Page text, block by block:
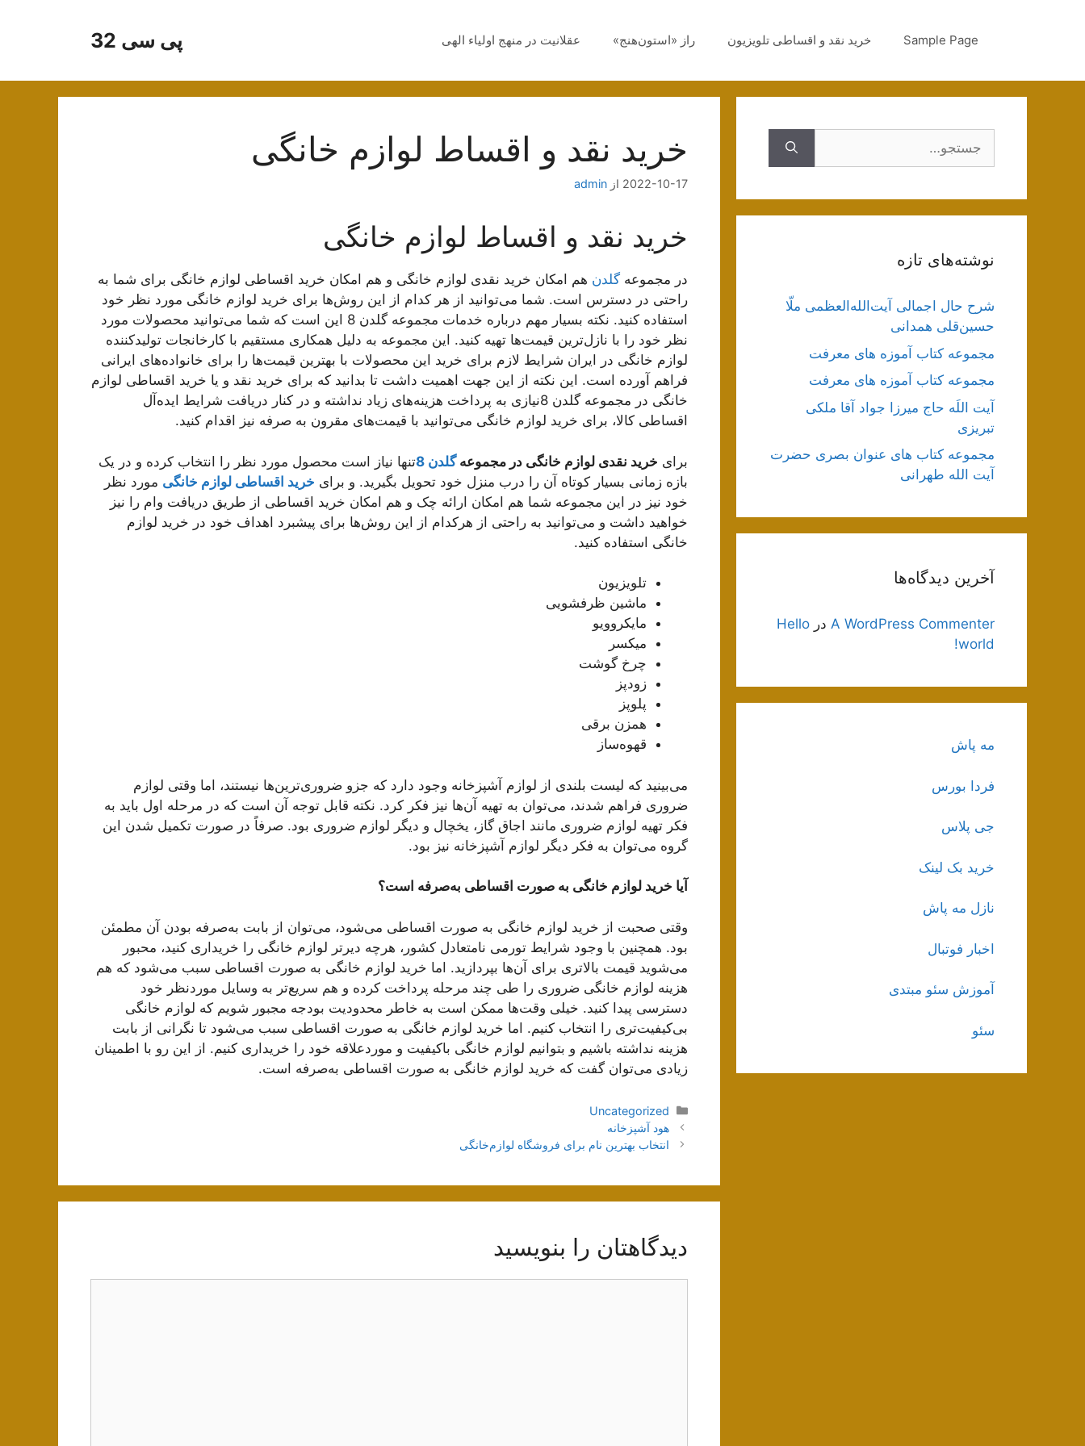
پی سی 32 Sample Page خرید نقد و اقساطی تلویزیون راز «استون‌هنج» عقلانیت در منهج اولیاء الهی
خرید نقد و اقساط لوازم خانگی
2022-10-17 از admin
خرید نقد و اقساط لوازم خانگی
در مجموعه گلدن هم امکان خرید نقدی لوازم خانگی و هم امکان خرید اقساطی لوازم خانگی برای شما به
راحتی در دسترس است. شما می‌توانید از هر کدام از این روش‌ها برای خرید لوازم خانگی مورد نظر خود
استفاده کنید. نکته بسیار مهم درباره خدمات مجموعه گلدن 8 این است که شما می‌توانید محصولات مورد
نظر خود را با نازل‌ترین قیمت‌ها تهیه کنید. این مجموعه به دلیل همکاری مستقیم با کارخانجات تولیدکننده
لوازم خانگی در ایران شرایط لازم برای خرید این محصولات با بهترین قیمت‌ها را برای خانواده‌های ایرانی
فراهم آورده است. این نکته از این جهت اهمیت داشت تا بدانید که برای خرید نقد و یا خرید اقساطی لوازم
خانگی در مجموعه گلدن 8نیازی به پرداخت هزینه‌های زیاد نداشته و در کنار دریافت شرایط ایده‌آل
اقساطی کالا، برای خرید لوازم خانگی می‌توانید با قیمت‌های مقرون به صرفه نیز اقدام کنید.
برای خرید نقدی لوازم خانگی در مجموعهگلدن 8
تنها نیاز است محصول مورد نظر را انتخاب کرده و در یک
بازه زمانی بسیار کوتاه آن را درب منزل خود تحویل بگیرید. و برای خرید اقساطی لوازم خانگی مورد نظر
خود نیز در این مجموعه شما هم امکان ارائه چک و هم امکان خرید اقساطی از طریق دریافت وام را نیز
خواهید داشت و می‌توانید به راحتی از هرکدام از این روش‌ها برای پیشبرد اهداف خود در خرید لوازم
خانگی استفاده کنید.
تلویزیون
ماشین ظرفشویی
مایکروویو
میکسر
چرخ گوشت
زودپز
پلوپز
همزن برقی
قهوه‌ساز
می‌بینید که لیست بلندی از لوازم آشپزخانه وجود دارد که جزو ضروری‌ترین‌ها نیستند، اما وقتی لوازم
ضروری فراهم شدند، می‌توان به تهیه آن‌ها نیز فکر کرد. نکته قابل توجه آن است که در مرحله اول باید به
فکر تهیه لوازم ضروری مانند اجاق گاز، یخچال و دیگر لوازم ضروری بود. صرفاً در صورت تکمیل شدن این
گروه می‌توان به فکر دیگر لوازم آشپزخانه نیز بود.
آیا خرید لوازم خانگی به صورت اقساطی به‌صرفه است؟
وقتی صحبت از خرید لوازم خانگی به صورت اقساطی می‌شود، می‌توان از بابت به‌صرفه بودن آن مطمئن
بود. همچنین با وجود شرایط تورمی نامتعادل کشور، هرچه دیرتر لوازم خانگی را خریداری کنید، محبور
می‌شوید قیمت بالاتری برای آن‌ها بپردازید. اما خرید لوازم خانگی به صورت اقساطی سبب می‌شود که هم
هزینه لوازم خانگی ضروری را طی چند مرحله پرداخت کرده و هم سریع‌تر به وسایل موردنظر خود
دسترسی پیدا کنید. خیلی وقت‌ها ممکن است به خاطر محدودیت بودجه مجبور شویم که لوازم خانگی
بی‌کیفیت‌تری را انتخاب کنیم. اما خرید لوازم خانگی به صورت اقساطی سبب می‌شود تا نگرانی از بابت
هزینه نداشته باشیم و بتوانیم لوازم خانگی باکیفیت و موردعلاقه خود را خریداری کنیم. از این رو با اطمینان
زیادی می‌توان گفت که خرید لوازم خانگی به صورت اقساطی به‌صرفه است.
دسته‌ها
Uncategorized
ناوبری
نوشته‌ها
هود آشپزخانه
انتخاب بهترین نام برای فروشگاه لوازم‌خانگی
دیدگاهتان را بنویسید
نوشته‌های تازه
شرح حال اجمالی آیت‌الله‌العظمی ملّا
حسین‌قلی همدانی
مجموعه کتاب آموزه های معرفت
مجموعه کتاب آموزه های معرفت
آیت اللَه حاج میرزا جواد آقا ملکی
تبریزی
مجموعه کتاب های عنوان بصری حضرت
آیت الله طهرانی
آخرین دیدگاه‌ها
A WordPress Commenter در Hello
world!
مه پاش
فردا بورس
جی پلاس
خرید بک لینک
نازل مه پاش
اخبار فوتبال
آموزش سئو مبتدی
سئو